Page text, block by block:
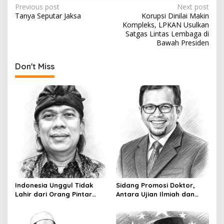
P
o
n
a
o
n
Previous post
Tanya Seputar Jaksa
Next post
Korupsi Dinilai Makin
Kompleks, LPKAN Usulkan
Satgas Lintas Lembaga di
Bawah Presiden
Don't Miss
Indonesia Unggul Tidak
Lahir dari Orang Pintar
Sidang Promosi Doktor,
Antara Ujian Ilmiah dan